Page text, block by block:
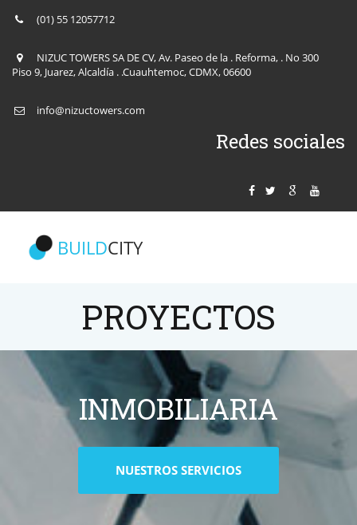
(01) 55 12057712
NIZUC TOWERS SA DE CV,Av. Paseo de la . Reforma, . No 300
Piso 9, Juarez,Alcaldía . .Cuauhtemoc,CDMX,06600
info@nizuctowers.com
Redes sociales
BUILDCITY
PROYECTOS
INMOBILIARIA
NUESTROS SERVICIOS